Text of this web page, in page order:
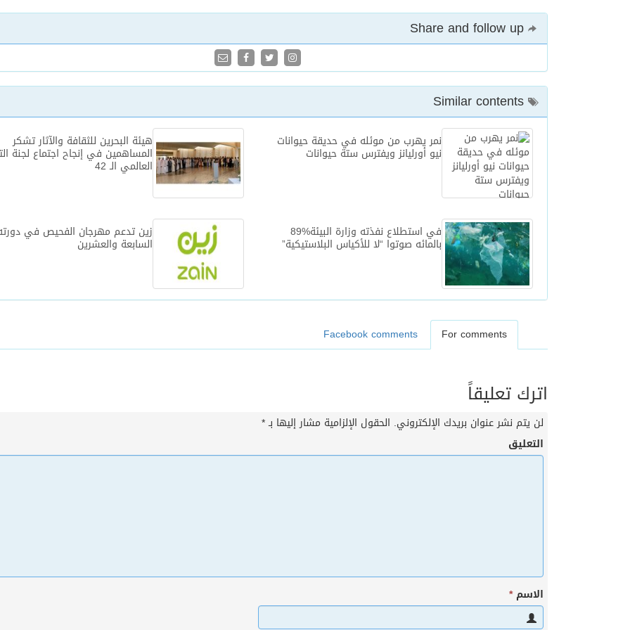
هيئة البحرين للثقافة والآثار تشكر
المساهمين في إنجاح اجتماع لجنة
العالمي الـ 42‎
نمر يهرب من موئله في حديقة حيوانات
نيو أورليانز ويفترس ستة حيوانات
زين تدعم مهرجان الفحيص في
السابعة والعشرين
في استطلاع نفذته وزارة البيئة%89
بالمائه صوتوا “لا للأكياس البلاستيكية”
For comments
Facebook comments
اترك تعليقاً
لن يتم نشر عنوان بريدك الإلكتروني. الحقول الإلزامية مشار إليها بـ*
التعليق
الاسم*